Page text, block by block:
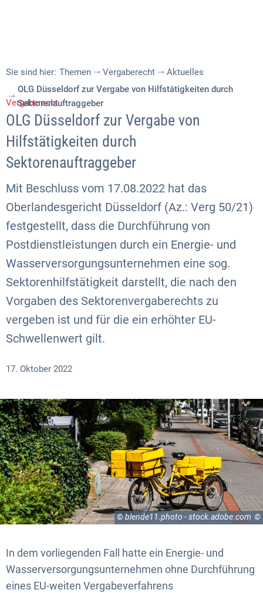
Sie sind hier: Themen Vergaberecht
Aktuelles
OLG Düsseldorf zur Vergabe von Hilfstätigkeiten durch
Sektorenauftraggeber
Vergaberecht
OLG Düsseldorf zur Vergabe von
Hilfstätigkeiten durch
Sektorenauftraggeber
Mit Beschluss vom 17.08.2022 hat das
Oberlandesgericht Düsseldorf (Az.: Verg 50/21)
festgestellt, dass die Durchführung von
Postdienstleistungen durch ein Energie- und
Wasserversorgungsunternehmen eine sog.
Sektorenhilfstätigkeit darstellt, die nach den
Vorgaben des Sektorenvergaberechts zu
vergeben ist und für die ein erhöhter EU-
Schwellenwert gilt.
17. Oktober 2022
© blende11.photo - stock.adobe.com
In dem vorliegenden Fall hatte ein Energie- und
Wasserversorgungsunternehmen ohne Durchführung
eines EU-weiten Vergabeverfahrens